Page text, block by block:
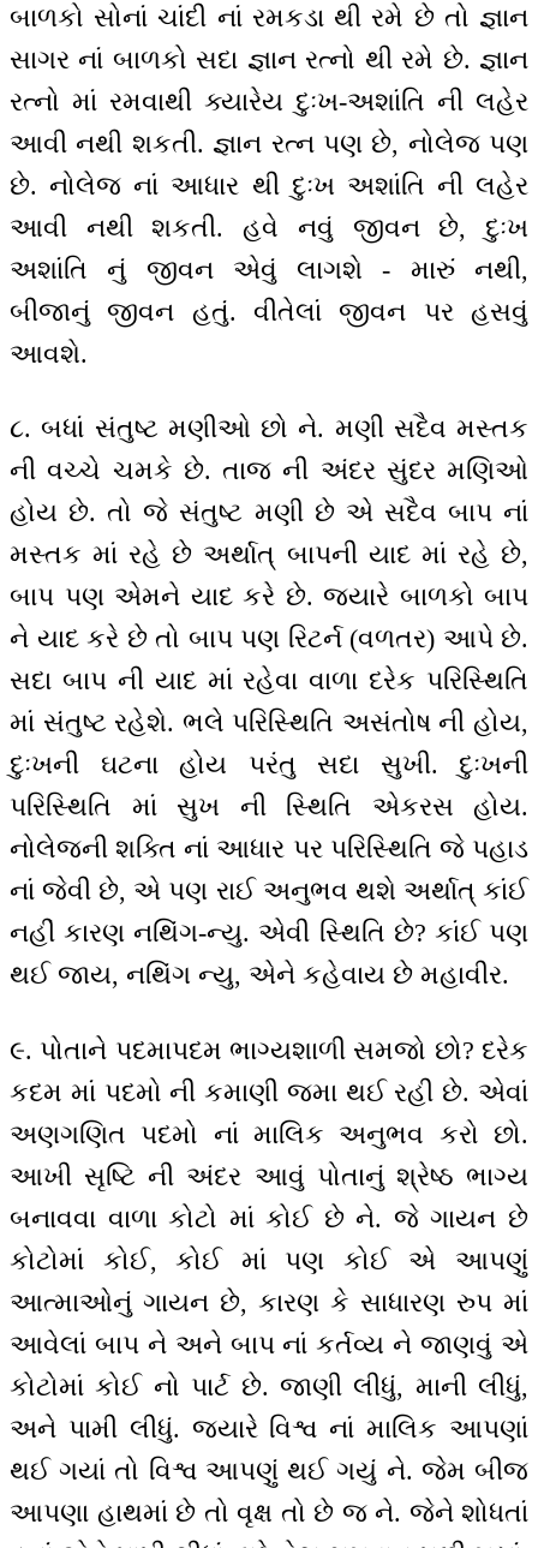
બાળકો સોનાં ચાંદી નાં રમકડા થી રમે છે તો જ્ઞાન
સાગર નાં બાળકો સદા જ્ઞાન રત્નો થી રમે છે. જ્ઞાન
રત્નો માં રમવાથી ક્યારેય દુઃખ-અશાંતિ ની લહેર
આવી નથી શકતી. જ્ઞાન રત્ન પણ છે, નોલેજ પણ
છે. નોલેજ નાં આધાર થી દુઃખ અશાંતિ ની લહેર
આવી નથી શકતી. હવે નવું જીવન છે, દુઃખ
અશાંતિ નું જીવન એવું લાગશે - મારું નથી,
બીજાનું જીવન હતું. વીતેલાં જીવન પર હસવું
આવશે.
૮. બધાં સંતુષ્ટ મણીઓ છો ને. મણી સદૈવ મસ્તક
ની વચ્ચે ચમકે છે. તાજ ની અંદર સુંદર મણિઓ
હોય છે. તો જે સંતુષ્ટ મણી છે એ સદૈવ બાપ નાં
મસ્તક માં રહે છે અર્થાત્ બાપની યાદ માં રહે છે,
બાપ પણ એમને યાદ કરે છે. જ્યારે બાળકો બાપ
ને યાદ કરે છે તો બાપ પણ રિટર્ન (વળતર) આપે છે.
સદા બાપ ની યાદ માં રહેવા વાળા દરેક પરિસ્થિતિ
માં સંતુષ્ટ રહેશે. ભલે પરિસ્થિતિ અસંતોષ ની હોય,
દુઃખની ઘટના હોય પરંતુ સદા સુખી. દુઃખની
પરિસ્થિતિ માં સુખ ની સ્થિતિ એકરસ હોય.
નોલેજની શક્તિ નાં આધાર પર પરિસ્થિતિ જે પહાડ
નાં જેવી છે, એ પણ રાઈ અનુભવ થશે અર્થાત્ કાંઈ
નહીં કારણ નથિંગ-ન્યુ. એવી સ્થિતિ છે? કાંઈ પણ
થઈ જાય, નથિંગ ન્યુ, એને કહેવાય છે મહાવીર.
૯. પોતાને પદમાપદમ ભાગ્યશાળી સમજો છો? દરેક
કદમ માં પદમો ની કમાણી જમા થઈ રહી છે. એવાં
અણગણિત પદમો નાં માલિક અનુભવ કરો છો.
આખી સૃષ્ટિ ની અંદર આવું પોતાનું શ્રેષ્ઠ ભાગ્ય
બનાવવા વાળા કોટો માં કોઈ છે ને. જે ગાયન છે
કોટોમાં કોઈ, કોઈ માં પણ કોઈ એ આપણું
આત્માઓનું ગાયન છે, કારણ કે સાધારણ રુપ માં
આવેલાં બાપ ને અને બાપ નાં કર્તવ્ય ને જાણવું એ
કોટોમાં કોઈ નો પાર્ટ છે. જાણી લીધું, માની લીધું,
અને પામી લીધું. જયારે વિશ્વ નાં માલિક આપણાં
થઈ ગયાં તો વિશ્વ આપણું થઈ ગયું ને. જેમ બીજ
આપણા હાથમાં છે તો વૃક્ષ તો છે જ ને. જેને શોધતાં